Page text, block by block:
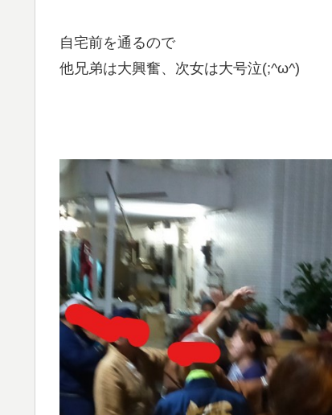
自宅前を通るので
他兄弟は大興奮、次女は大号泣(;^ω^)